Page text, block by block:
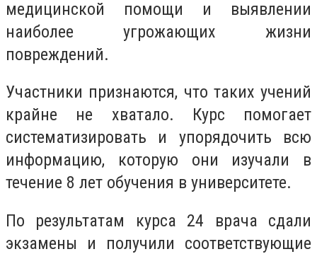
медицинской помощи и выявлении
наиболее угрожающих жизни
повреждений.
Участники признаются, что таких учений
крайне не хватало. Курс помогает
систематизировать и упорядочить всю
информацию, которую они изучали в
течение 8 лет обучения в университете.
По результатам курса 24 врача сдали
экзамены и получили соответствующие